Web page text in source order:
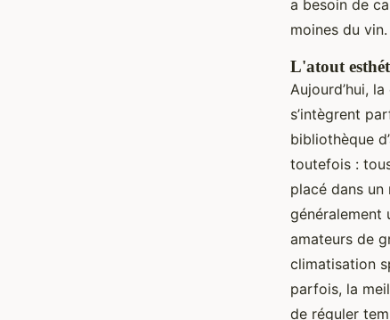
a besoin de
moines du vin.
L'atout
Aujourd’hui,
s’intègrent
bibliothèque
toutefois :
placé dans
généralement
amateurs de
climatisation
parfois, la
de réguler